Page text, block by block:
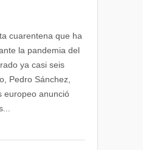
cuarentena que ha
la pandemia del
ya casi seis
Pedro Sánchez,
europeo anunció